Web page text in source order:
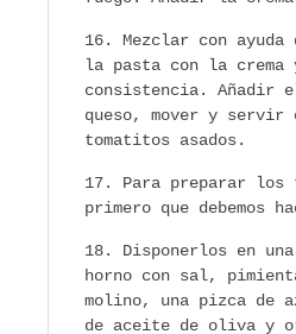
Mezclar con ayuda
la pasta con la crema
consistencia. Añadir
queso, mover y servir
tomatitos asados.
Para preparar los
primero que debemos
Disponerlos en
horno con sal,
molino, una pizca de
de aceite de oliva y